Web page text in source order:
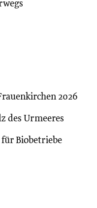
2026
des Urmeeres
Biobetriebe